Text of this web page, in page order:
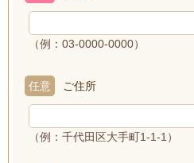
（例：03-0000-0000）
ご住所
任意
（例：千代田区大手町1-1-1）